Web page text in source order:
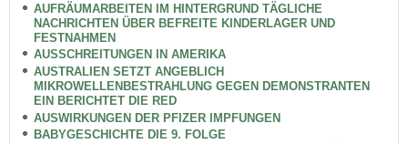
AUFRÄUMARBEITEN IM HINTERGRUND TÄGLICHE
NACHRICHTEN ÜBER BEFREITE KINDERLAGER UND
FESTNAHMEN
AUSSCHREITUNGEN IN AMERIKA
AUSTRALIEN SETZT ANGEBLICH
MIKROWELLENBESTRAHLUNG GEGEN DEMONSTRANTEN
EIN BERICHTET DIE RED
AUSWIRKUNGEN DER PFIZER IMPFUNGEN
BABYGESCHICHTE DIE 9. FOLGE